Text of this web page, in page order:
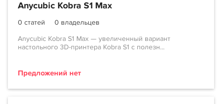
Anycubic Kobra S1 Max
0 статей
0 владельцев
Anycubic Kobra S1 Max — увеличенный вариант
настольного 3D-принтера Kobra S1 с полезн...
Предложений нет